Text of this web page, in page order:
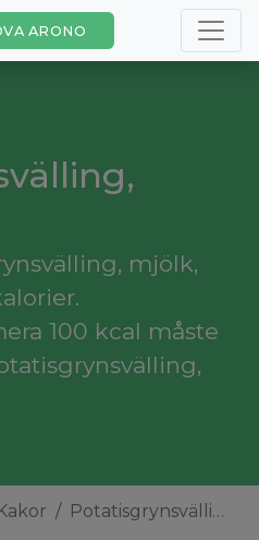
ARONO
mjölk,
100 kcal måste
Potatisgrynsvälling, mjölk, salt